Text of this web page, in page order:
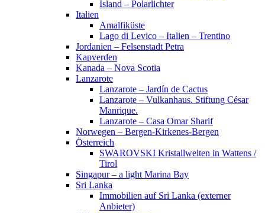
Island – Polarlichter
Italien
Amalfiküste
Lago di Levico – Italien – Trentino
Jordanien – Felsenstadt Petra
Kapverden
Kanada – Nova Scotia
Lanzarote
Lanzarote – Jardín de Cactus
Lanzarote – Vulkanhaus. Stiftung César
Manrique.
Lanzarote – Casa Omar Sharif
Norwegen – Bergen-Kirkenes-Bergen
Österreich
SWAROVSKI Kristallwelten in Wattens /
Tirol
Singapur – a light Marina Bay
Sri Lanka
Immobilien auf Sri Lanka (externer
Anbieter)